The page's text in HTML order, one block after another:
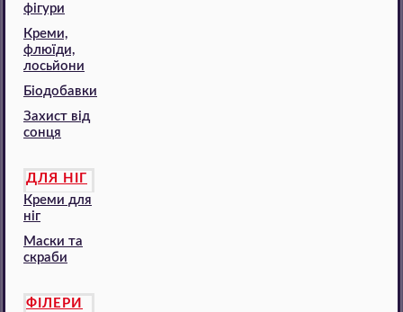
фігури
Креми,
флюїди,
лосьйони
Біодобавки
Захист від
сонця
ДЛЯ НІГ
Креми для
ніг
Маски та
скраби
ФІЛЕРИ